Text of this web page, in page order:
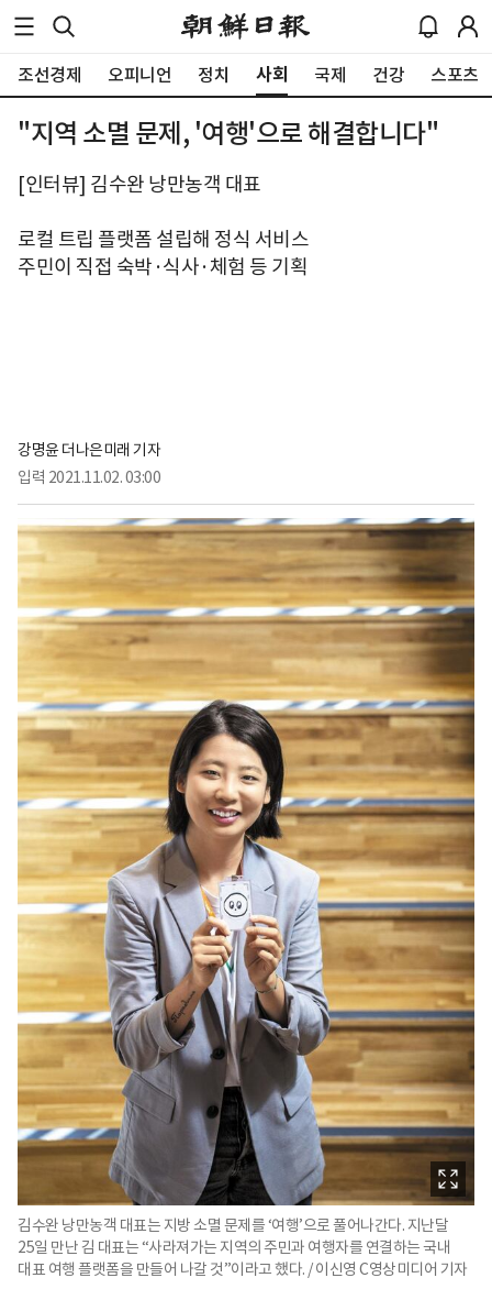
조선경제 오피니언 정치 사회 국제 건강 스포츠
"지역 소멸 문제, '여행'으로 해결합니다"
[인터뷰] 김수완 낭만농객 대표
로컬 트립 플랫폼 설립해 정식 서비스
주민이 직접 숙박·식사·체험 등 기획
강명윤 더나은미래 기자
입력 2021.11.02. 03:00
김수완 낭만농객 대표는 지방 소멸 문제를 ‘여행’으로 풀어나간다. 지난달
25일 만난 김 대표는 “사라져가는 지역의 주민과 여행자를 연결하는 국내
대표 여행 플랫폼을 만들어 나갈 것”이라고 했다. / 이신영 C영상미디어 기자